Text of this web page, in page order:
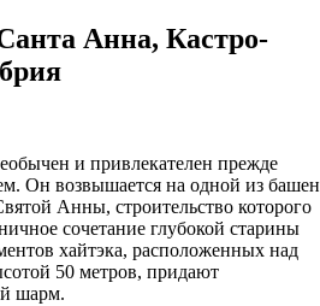
Анна, Кастро-
и привлекателен прежде
Он возвышается на одной из башен
Анны, строительство которого
сочетание глубокой старины
хайтэка, расположенных над
50 метров, придают
шарм.